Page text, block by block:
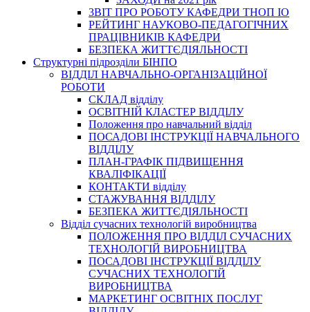
3BIT ПРО РОБОТУ КАФЕДРИ ТНОП ІО
РЕЙТИНГ НАУКОВО-ПЕДАГОГІЧНИХ
ПРАЦІВНИКІВ КАФЕДРИ
БЕЗПЕКА ЖИТТЄДІЯЛЬНОСТІ
Структурні підрозділи БІНПО
ВІДДІЛ НАВЧАЛЬНО-ОРГАНІЗАЦІЙНОЇ
РОБОТИ
СКЛАД відділу
ОСВІТНІЙ КЛАСТЕР ВІДДІЛУ
Положення про навчальний вiддiл
ПОСАДОВІ ІНСТРУКЦІЇ НАВЧАЛЬНОГО
ВІДДІЛУ
ПЛАН-ГРАФІК ПІДВИЩЕННЯ
КВАЛІФІКАЦІЇ
КОНТАКТИ відділу
СТАЖУВАННЯ ВІДДІЛУ
БЕЗПЕКА ЖИТТЄДІЯЛЬНОСТІ
Відділ сучасних технологій виробництва
ПОЛОЖЕННЯ ПРО ВІДДІЛ СУЧАСНИХ
ТЕХНОЛОГІЙ ВИРОБНИЦТВА
ПОСАДОВІ ІНСТРУКЦІЇ ВІДДІЛУ
СУЧАСНИХ ТЕХНОЛОГІЙ
ВИРОБНИЦТВА
МАРКЕТИНГ ОСВІТНІХ ПОСЛУГ